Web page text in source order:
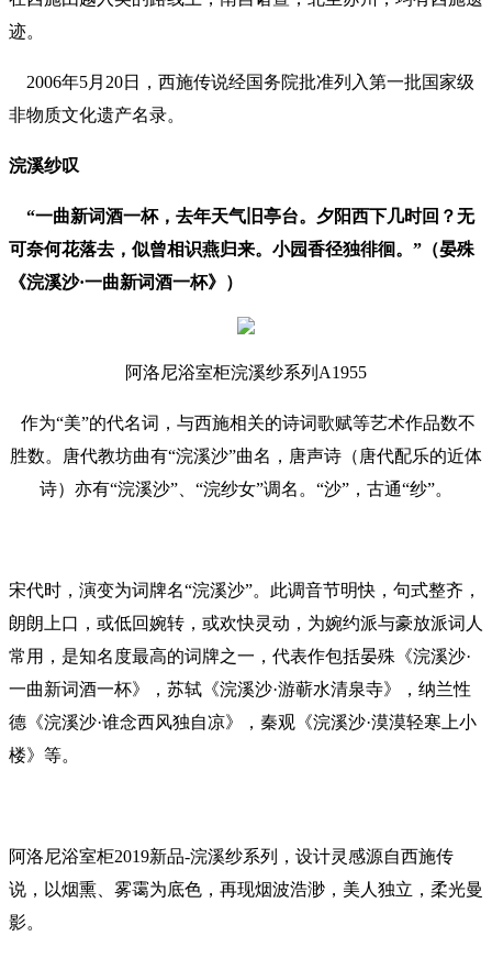
迹。
2006年5月20日，西施传说经国务院批准列入第一批国家级
非物质文化遗产名录。
浣溪纱叹
“一曲新词酒一杯，去年天气旧亭台。夕阳西下几时回？无
可奈何花落去，似曾相识燕归来。小园香径独徘徊。”（晏殊
《浣溪沙·一曲新词酒一杯》）
阿洛尼浴室柜浣溪纱系列A1955
作为“美”的代名词，与西施相关的诗词歌赋等艺术作品数不
胜数。唐代教坊曲有“浣溪沙”曲名，唐声诗（唐代配乐的近体
诗）亦有“浣溪沙”、“浣纱女”调名。“沙”，古通“纱”。
宋代时，演变为词牌名“浣溪沙”。此调音节明快，句式整齐，
朗朗上口，或低回婉转，或欢快灵动，为婉约派与豪放派词人
常用，是知名度最高的词牌之一，代表作包括晏殊《浣溪沙·
一曲新词酒一杯》，苏轼《浣溪沙·游蕲水清泉寺》，纳兰性
德《浣溪沙·谁念西风独自凉》，秦观《浣溪沙·漠漠轻寒上小
楼》等。
阿洛尼浴室柜2019新品-浣溪纱系列，设计灵感源自西施传
说，以烟熏、雾霭为底色，再现烟波浩渺，美人独立，柔光曼
影。